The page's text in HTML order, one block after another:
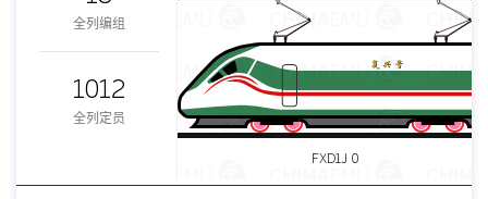
全列编组
1012
全列定员
FXD1J 0